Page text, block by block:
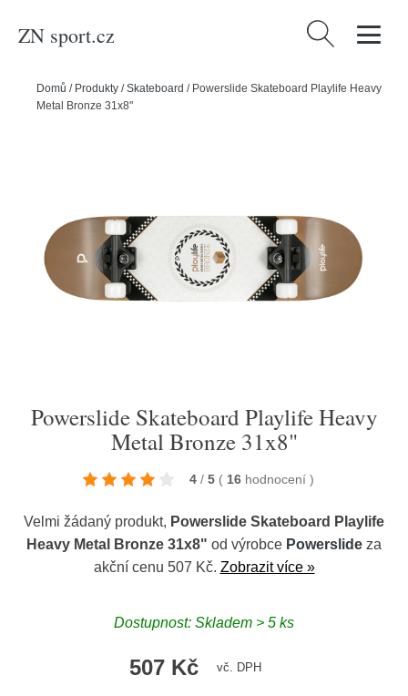
ZN sport.cz Vyhledávání
Domů / Produkty /Skateboard / Powerslide Skateboard Playlife Heavy
Metal Bronze 31x8"
Powerslide Skateboard Playlife Heavy
Metal Bronze 31x8"
4 / 5 ( 16 hodnocení )
Velmi žádaný produkt, Powerslide Skateboard Playlife
Heavy Metal Bronze 31x8" od výrobce Powerslide za
akční cenu 507 Kč. Zobrazit více »
Dostupnost: Skladem > 5 ks
507 Kč vč. DPH